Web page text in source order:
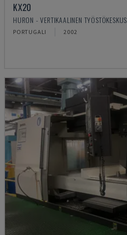
KX20
HURON - VERTIKAALINEN TYÖSTÖKESKUS
PORTUGALI 2002